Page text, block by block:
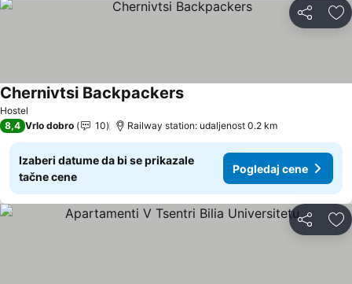
Deli
Hostel
Chernivtsi Backpackers
8,4 Vrlo dobro 10 Railway station: udaljenost 0.2 km
Izaberi datume da bi se prikazale
tačne cene
Pogledaj cene
Deli